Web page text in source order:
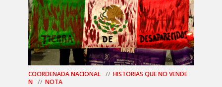
COORDENADA NACIONAL
HISTORIAS QUE NO VENDE
N
NOTA